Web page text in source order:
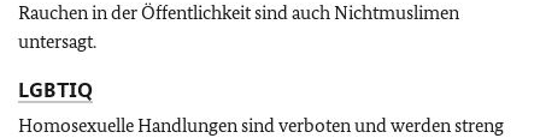
Rauchen in der Öffentlichkeit sind auch Nichtmuslimen
untersagt.
LGBTIQ
Homosexuelle Handlungen sind verboten und werden streng